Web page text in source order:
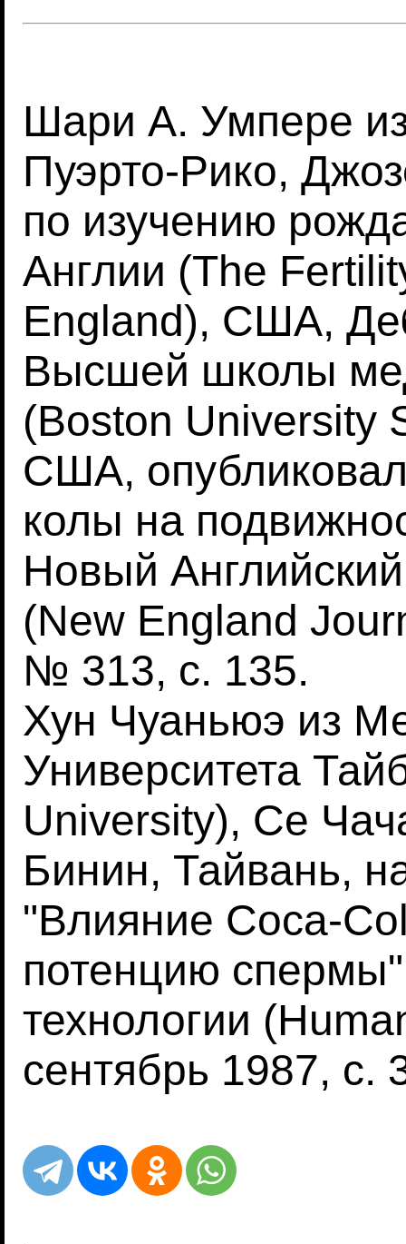
Шари А. Умпере
Пуэрто-Рико,
по изучению
Англии (The
England), США,
Высшей школы
(Boston University
США,
колы на
Новый
(New England
№ 313, с. 135.
Хун Чуаньюэ из
Университета
University), Се
Бинин, Тайвань,
"Влияние Coca-
потенцию
технологии
сентябрь 1987, с.